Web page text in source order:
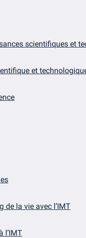
scientifiques et
et
de la vie avec l’IMT
l’IMT